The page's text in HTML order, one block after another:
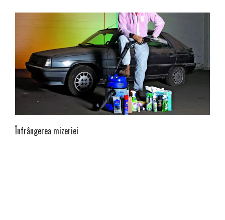
Înfrângerea mizeriei